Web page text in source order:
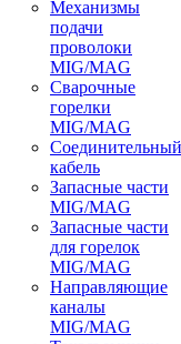
Механизмы
подачи
проволоки
MIG/MAG
Сварочные
горелки
MIG/MAG
Соединительный
кабель
Запасные части
MIG/MAG
Запасные части
для горелок
MIG/MAG
Направляющие
каналы
MIG/MAG